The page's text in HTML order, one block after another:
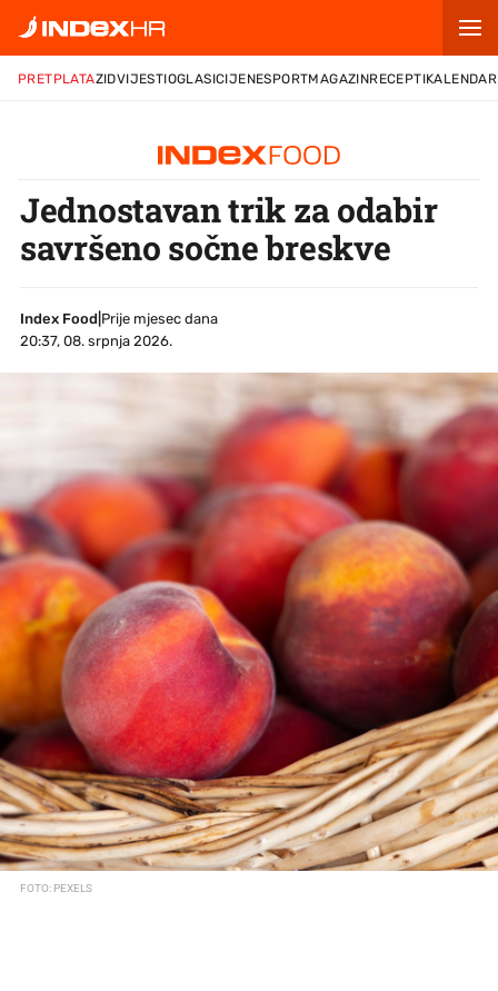
PRETPLATAZIDVIJESTIOGLASICIJENESPORTMAGAZINRECEPTIKALENDAR
Jednostavan trik za odabir
savršeno sočne breskve
Index Food
Prije mjesec dana
20:37, 08. srpnja 2026.
FOTO: PEXELS